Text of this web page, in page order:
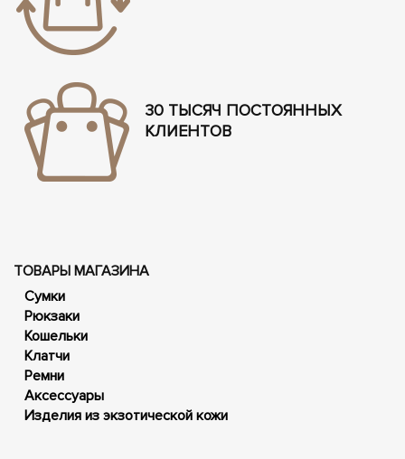
30 ТЫСЯЧ ПОСТОЯННЫХ
КЛИЕНТОВ
ТОВАРЫ МАГАЗИНА
Сумки
Рюкзаки
Кошельки
Клатчи
Ремни
Аксессуары
Изделия из экзотической кожи